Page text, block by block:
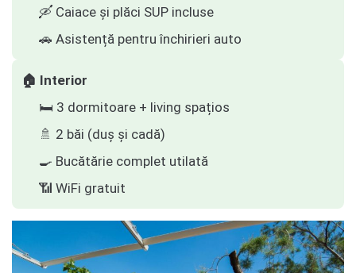
🛶 Caiace și plăci SUP incluse
🚗 Asistență pentru închirieri auto
🏠 Interior
🛏️ 3 dormitoare + living spațios
🚿 2 băi (duș și cadă)
🍳 Bucătărie complet utilată
📶 WiFi gratuit